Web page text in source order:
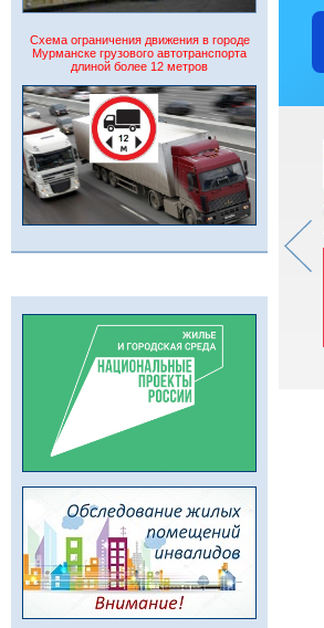
Схема ограничения движения в городе
Мурманске грузового автотранспорта
длиной более 12 метров